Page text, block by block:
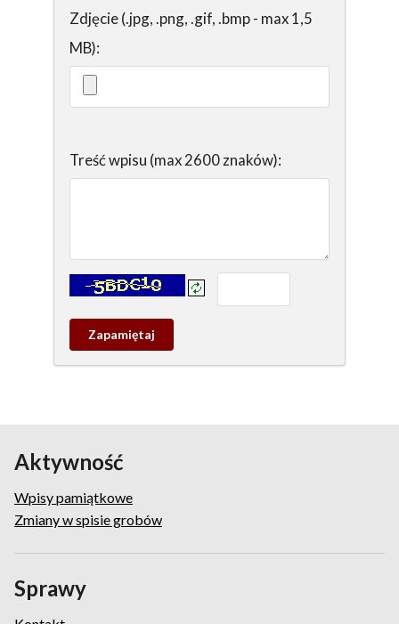
Zdjęcie (.jpg, .png, .gif, .bmp - max 1,5
MB):
Treść wpisu (max 2600 znaków):
Kontrola - wprowadź tekst z obrazka:
Zapamietaj
wpis
Aktywność
Wpisy pamiątkowe
Zmiany w spisie grobów
Sprawy